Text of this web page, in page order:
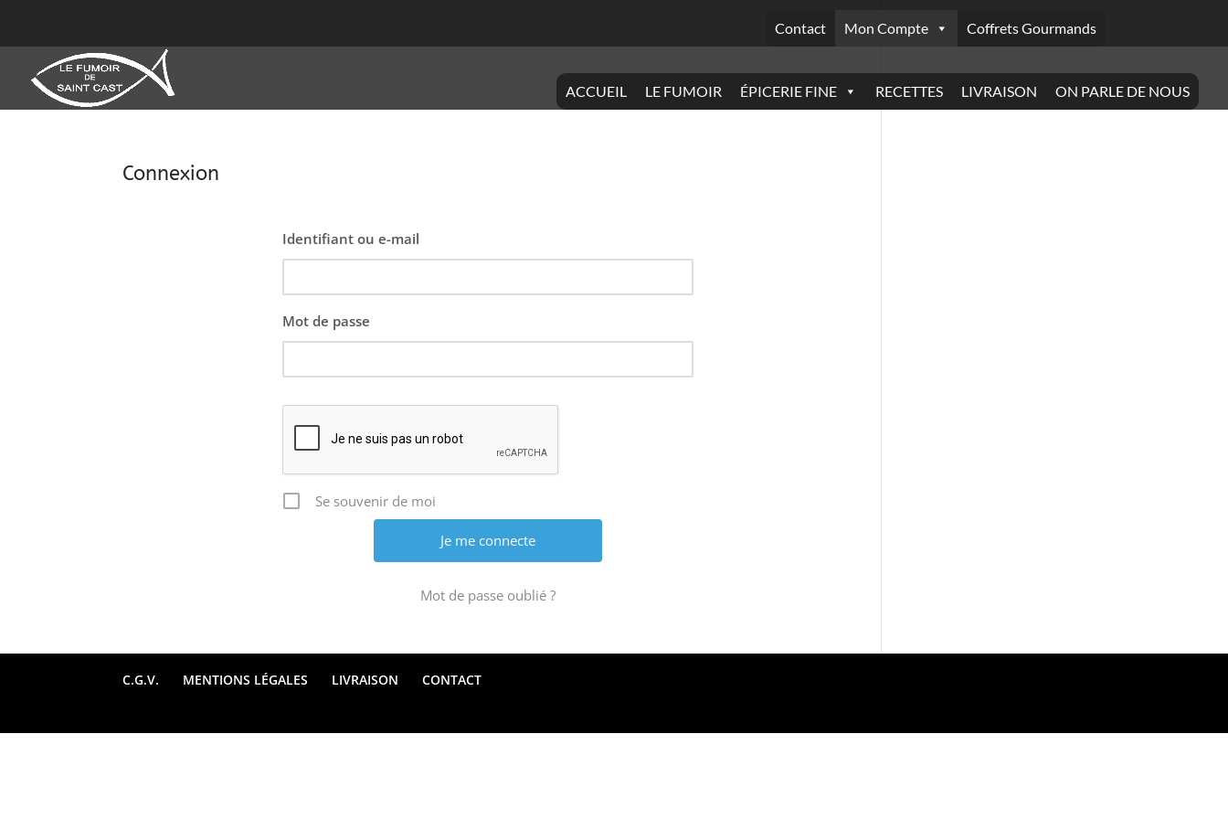
Contact Mon Compte Coffrets Gourmands
ACCUEIL LE FUMOIR ÉPICERIE FINE RECETTES LIVRAISON ON PARLE DE NOUS
Connexion
Identifiant ou e-mail
Mot de passe
Se souvenir de moi
Mot de passe oublié ?
C.G.V. MENTIONS LÉGALES LIVRAISON CONTACT